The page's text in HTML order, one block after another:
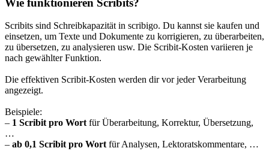
Scribits sind Schreibkapazität in scribigo. Du kannst sie kaufen und
einsetzen, um Texte und Dokumente zu korrigieren, zu überarbeiten,
zu übersetzen, zu analysieren usw. Die Scribit-Kosten variieren je
nach gewählter Funktion.
Die effektiven Scribit-Kosten werden dir vor jeder Verarbeitung
angezeigt.
Beispiele:
– 1 Scribit pro Wort für Überarbeitung, Korrektur, Übersetzung,
…
– ab 0,1 Scribit pro Wort für Analysen, Lektoratskommentare, …